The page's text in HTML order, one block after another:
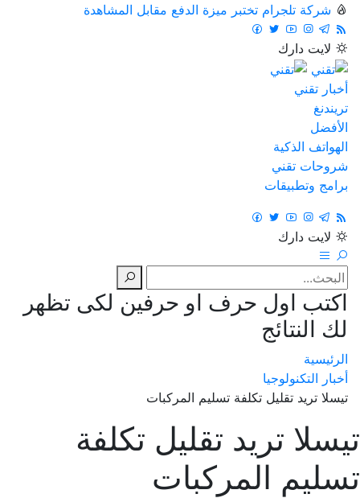
شركة تلجرام تختبر ميزة الدفع مقابل المشاهدة
لايت دارك
أخبار تقني
تريندنغ
الأفضل
الهواتف الذكية
شروحات تقني
برامج وتطبيقات
لايت دارك
اكتب اول حرف او حرفين لكى تظهر
لك النتائج
الرئيسية
أخبار التكنولوجيا
تيسلا تريد تقليل تكلفة تسليم المركبات
تيسلا تريد تقليل تكلفة
تسليم المركبات